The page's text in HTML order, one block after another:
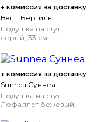
+ комиссия за доставку
Bertil Бертиль
Подушка на стул,
серый, 33 см
+ комиссия за доставку
Sunnea Суннеа
Подушка на стул,
Лофаллет бежевый,